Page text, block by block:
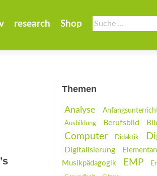
Suche
nach:
research Shop
Themen
Analyse
Ausbildung
Berufsbild
Computer Didaktik
Digitalisierung
Musikpädagogik
EMP